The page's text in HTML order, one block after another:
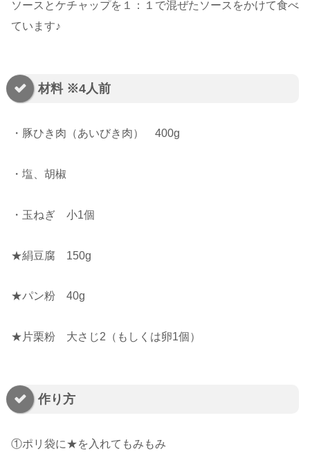
ソースとケチャップを１：１で混ぜたソースをかけて食べ
ています♪
材料 ※4人前
・豚ひき肉（あいびき肉） 400g
・塩、胡椒
・玉ねぎ 小1個
★絹豆腐 150g
★パン粉 40g
★片栗粉 大さじ2（もしくは卵1個）
作り方
①ポリ袋に★を入れてもみもみ